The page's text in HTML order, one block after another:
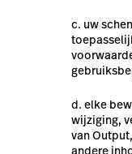
uw
elke
wijziging,
van
andere